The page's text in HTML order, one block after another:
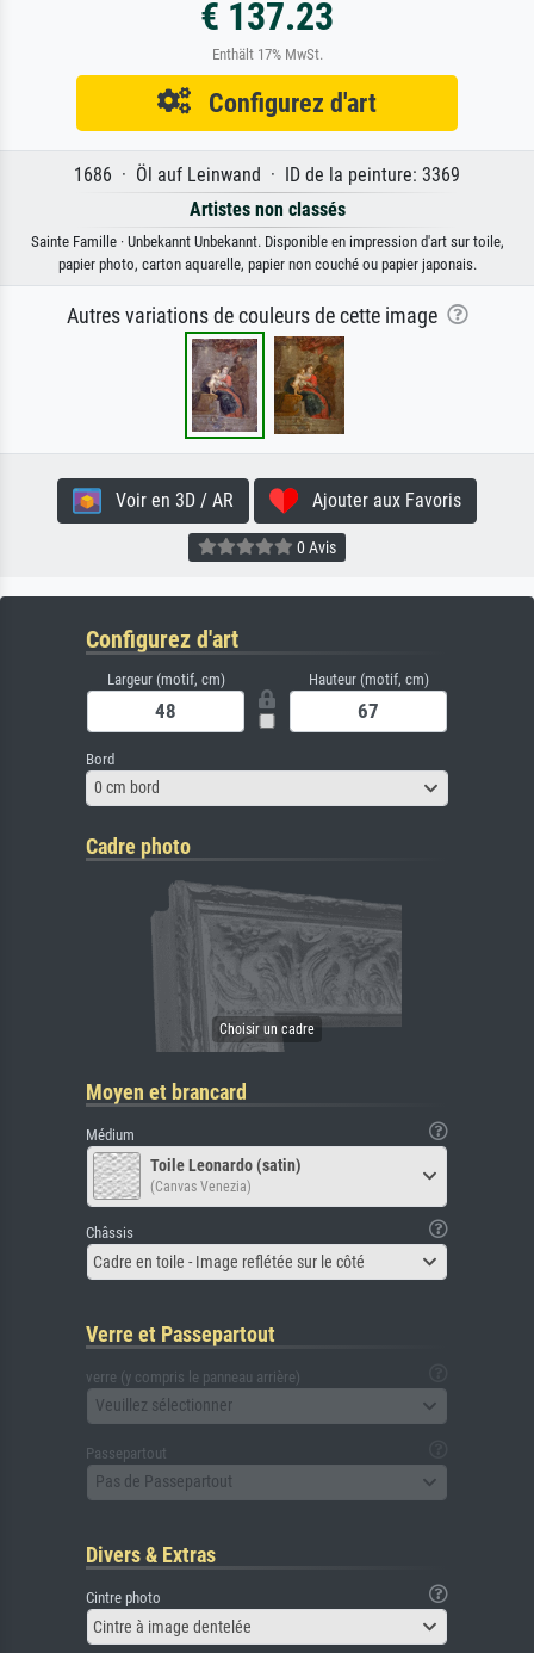
€ 137.23
Enthält 17% MwSt.
Configurez d'art
1686 · Öl auf Leinwand · ID de la peinture: 3369
Artistes non classés
Sainte Famille · Unbekannt Unbekannt. Disponible en impression d'art sur toile,
papier photo, carton aquarelle, papier non couché ou papier japonais.
Autres variations de couleurs de cette image
Voir en 3D / AR Ajouter aux Favoris
0 Avis
Configurez d'art
Largeur (motif, cm) Hauteur (motif, cm)
Bord
0 cm bord
Cadre photo
Moyen et brancard
Médium
Toile Leonardo (satin)
(Canvas Venezia)
Châssis
Cadre en toile - Image reflétée sur le côté
Verre et Passepartout
verre (y compris le panneau arrière)
Veuillez sélectionner
Passepartout
Pas de Passepartout
Divers & Extras
Cintre photo
Cintre à image dentelée